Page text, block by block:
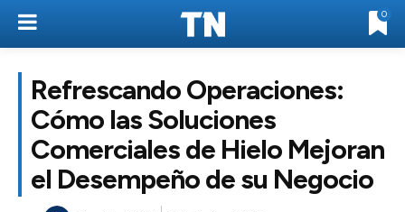
0
Refrescando Operaciones:
Cómo las Soluciones
Comerciales de Hielo Mejoran
el Desempeño de su Negocio